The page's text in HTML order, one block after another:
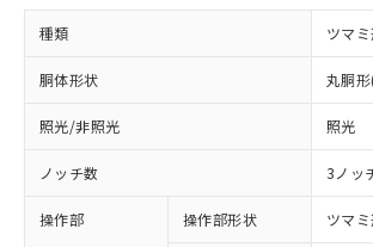
種類 ツマ
胴体形状 丸胴
照光/非照光 照光
ノッチ数 3ノッ
操作部 操作部形状 ツマ